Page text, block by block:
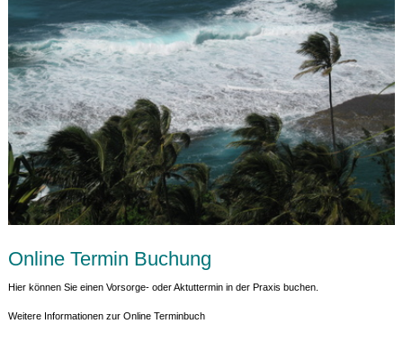
Online Termin Buchung
Hier können Sie einen Vorsorge- oder Aktuttermin in der Praxis buchen.
Weitere Informationen zur Online Terminbuch